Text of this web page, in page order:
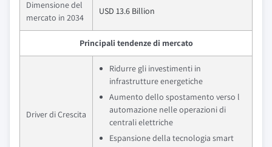
Dimensione del
mercato in 2034
USD 13.6 Billion
Principali tendenze di mercato
Driver di Crescita
Ridurre gli investimenti in
infrastrutture energetiche
Aumento dello spostamento verso l
automazione nelle operazioni di
centrali elettriche
Espansione della tecnologia smart